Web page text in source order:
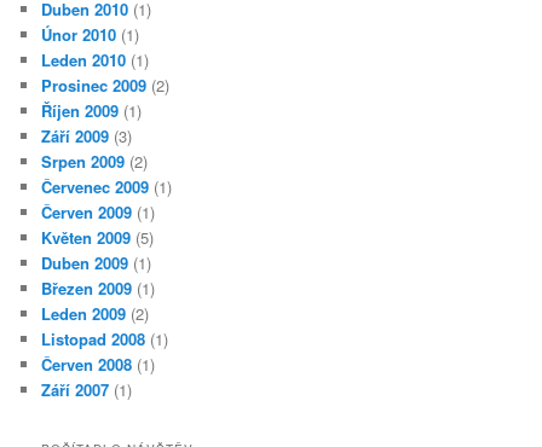
Duben 2010 (1)
Únor 2010 (1)
Leden 2010 (1)
Prosinec 2009 (2)
Říjen 2009 (1)
Září 2009 (3)
Srpen 2009 (2)
Červenec 2009 (1)
Červen 2009 (1)
Květen 2009 (5)
Duben 2009 (1)
Březen 2009 (1)
Leden 2009 (2)
Listopad 2008 (1)
Červen 2008 (1)
Září 2007 (1)